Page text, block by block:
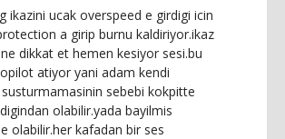
ikazini ucak overspeed e girdigi icin
a girip burnu kaldiriyor.ikaz
dikkat et hemen kesiyor sesi.bu
atiyor yani adam kendi
sebebi kokpitte
olabilir.yada bayilmis
olabilir.her kafadan bir ses